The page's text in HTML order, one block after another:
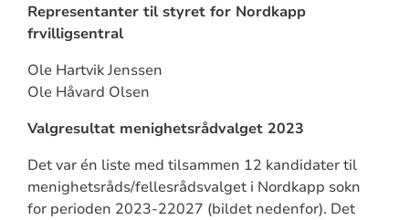
Representanter til styret for Nordkapp
frvilligsentral
Ole Hartvik Jenssen
Ole Håvard Olsen
Valgresultat menighetsrådvalget 2023
Det var én liste med tilsammen 12 kandidater til
menighetsråds/fellesrådsvalget i Nordkapp sokn
for perioden 2023-22027 (bildet nedenfor). Det